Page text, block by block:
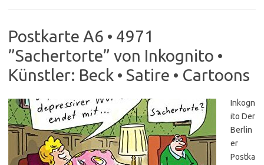
Postkarte A6 • 4971
”Sachertorte” von Inkognito •
Künstler: Beck • Satire • Cartoons
Inkogn
ito Der
Berlin
er
Postka